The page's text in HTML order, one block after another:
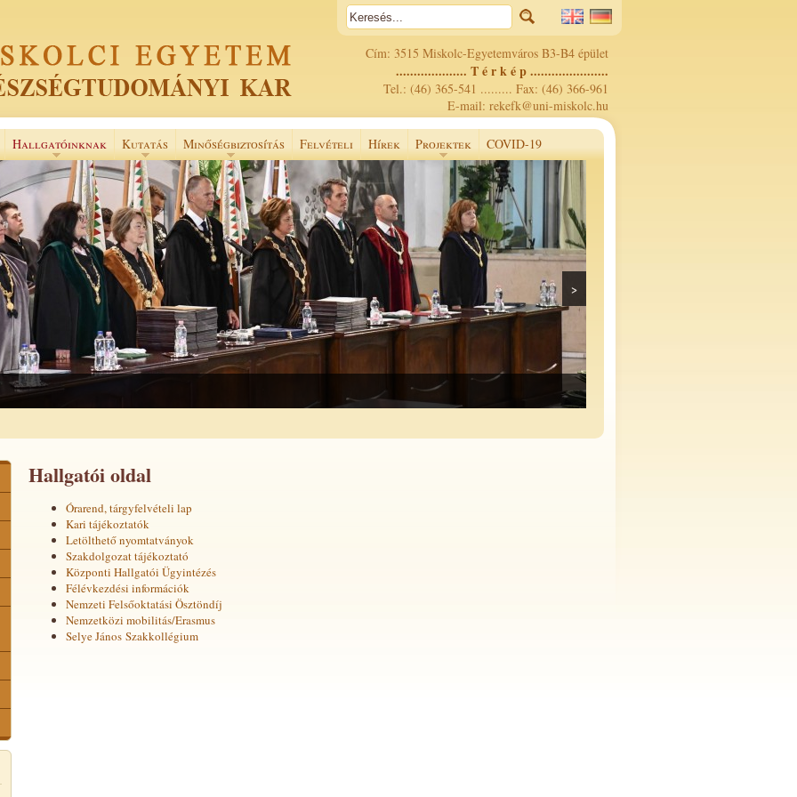
Cím: 3515 Miskolc-Egyetemváros B3-B4 épület
.................... T é r k é p ......................
Tel.: (46) 365-541 ......... Fax: (46) 366-961
E-mail: rekefk@uni-miskolc.hu
Hallgatóinknak Kutatás Minőségbiztosítás Felvételi Hírek Projektek COVID-19
>
Hallgatói oldal
Órarend, tárgyfelvételi lap
Kari tájékoztatók
Letölthető nyomtatványok
Szakdolgozat tájékoztató
Központi Hallgatói Ügyintézés
Félévkezdési információk
Nemzeti Felsőoktatási Ösztöndíj
Nemzetközi mobilitás/Erasmus
Selye János Szakkollégium